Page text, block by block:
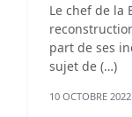
Le chef de la
part de ses
sujet de (…)
10 OCTOBRE 2022